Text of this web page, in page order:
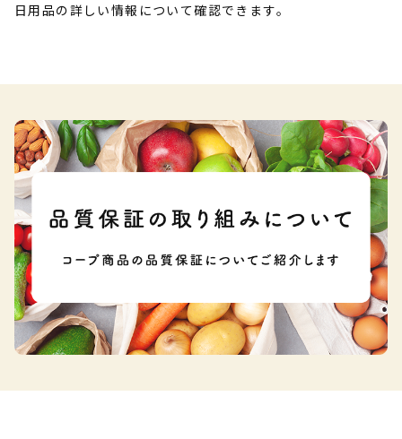
日用品の詳しい情報について確認できます。